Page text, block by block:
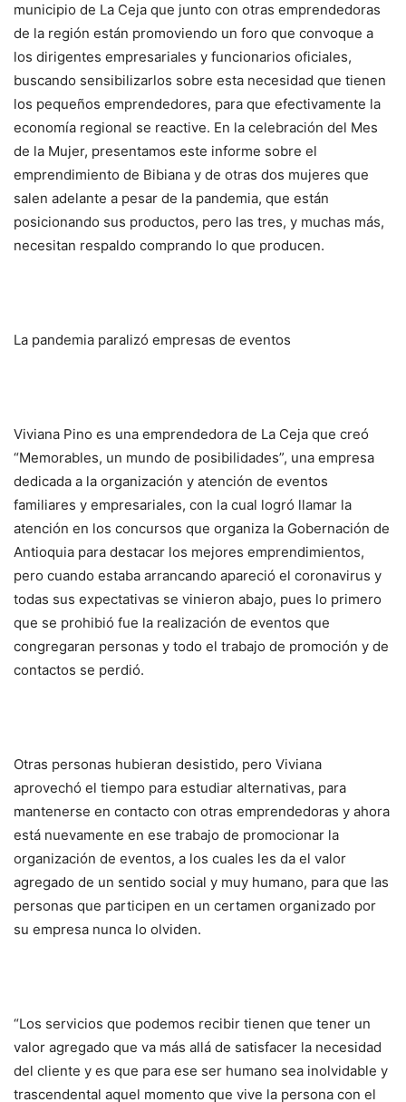
municipio de La Ceja que junto con otras emprendedoras
de la región están promoviendo un foro que convoque a
los dirigentes empresariales y funcionarios oficiales,
buscando sensibilizarlos sobre esta necesidad que tienen
los pequeños emprendedores, para que efectivamente la
economía regional se reactive. En la celebración del Mes
de la Mujer, presentamos este informe sobre el
emprendimiento de Bibiana y de otras dos mujeres que
salen adelante a pesar de la pandemia, que están
posicionando sus productos, pero las tres, y muchas más,
necesitan respaldo comprando lo que producen.
La pandemia paralizó empresas de eventos
Viviana Pino es una emprendedora de La Ceja que creó
“Memorables, un mundo de posibilidades”, una empresa
dedicada a la organización y atención de eventos
familiares y empresariales, con la cual logró llamar la
atención en los concursos que organiza la Gobernación de
Antioquia para destacar los mejores emprendimientos,
pero cuando estaba arrancando apareció el coronavirus y
todas sus expectativas se vinieron abajo, pues lo primero
que se prohibió fue la realización de eventos que
congregaran personas y todo el trabajo de promoción y de
contactos se perdió.
Otras personas hubieran desistido, pero Viviana
aprovechó el tiempo para estudiar alternativas, para
mantenerse en contacto con otras emprendedoras y ahora
está nuevamente en ese trabajo de promocionar la
organización de eventos, a los cuales les da el valor
agregado de un sentido social y muy humano, para que las
personas que participen en un certamen organizado por
su empresa nunca lo olviden.
“Los servicios que podemos recibir tienen que tener un
valor agregado que va más allá de satisfacer la necesidad
del cliente y es que para ese ser humano sea inolvidable y
trascendental aquel momento que vive la persona con el